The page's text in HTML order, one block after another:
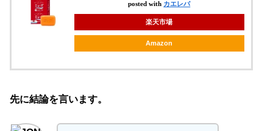
posted with カエレバ
楽天市場
Amazon
先に結論を言います。